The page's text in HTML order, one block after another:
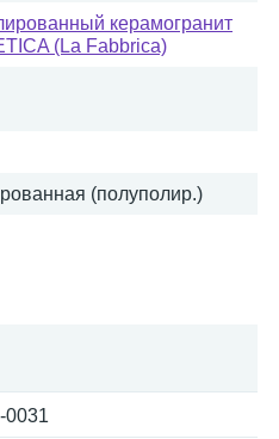
керамогранит
(La Fabbrica)
(полуполир.)
0031